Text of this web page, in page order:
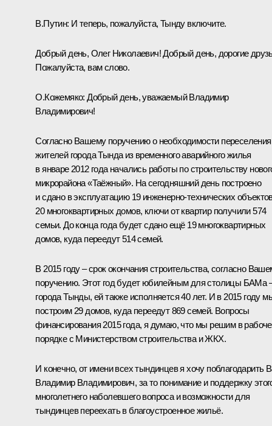
В.Путин: И теперь, пожалуйста, Тынду включите.
Добрый день, Олег Николаевич! Добрый день, дорогие
Пожалуйста, вам слово.
О.Кожемяко: Добрый день, уважаемый Владимир
Владимирович!
Согласно Вашему поручению о необходимости переселения
жителей города Тында из временного аварийного жилья
в январе 2012 года начались работы по строительству
микрорайона «Таёжный». На сегодняшний день построено
и сдано в эксплуатацию 19 инженерно-технических
20 многоквартирных домов, ключи от квартир получили 574
семьи. До конца года будет сдано ещё 19 многоквартирных
домов, куда переедут 514 семей.
В 2015 году – срок окончания строительства, согласно
поручению. Этот год будет юбилейным для столицы БАМа
города Тынды, ей также исполняется 40 лет. И в 2015 году
построим 29 домов, куда переедут 869 семей. Вопросы
финансирования 2015 года, я думаю, что мы решим в
порядке с Министерством строительства и ЖКХ.
И конечно, от имени всех тындинцев я хочу поблагодарить
Владимир Владимирович, за то понимание и поддержку
многолетнего наболевшего вопроса и возможности для
тындинцев переехать в благоустроенное жильё.